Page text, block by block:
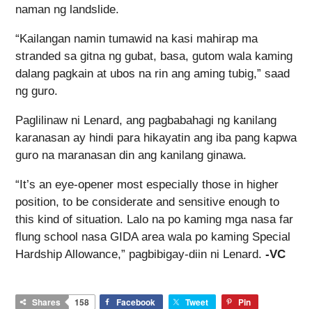
naman ng landslide.
“Kailangan namin tumawid na kasi mahirap ma
stranded sa gitna ng gubat, basa, gutom wala kaming
dalang pagkain at ubos na rin ang aming tubig,” saad
ng guro.
Paglilinaw ni Lenard, ang pagbabahagi ng kanilang
karanasan ay hindi para hikayatin ang iba pang kapwa
guro na maranasan din ang kanilang ginawa.
“It’s an eye-opener most especially those in higher
position, to be considerate and sensitive enough to
this kind of situation. Lalo na po kaming mga nasa far
flung school nasa GIDA area wala po kaming Special
Hardship Allowance,” pagbibigay-diin ni Lenard. -VC
Shares 158 Facebook Tweet Pin